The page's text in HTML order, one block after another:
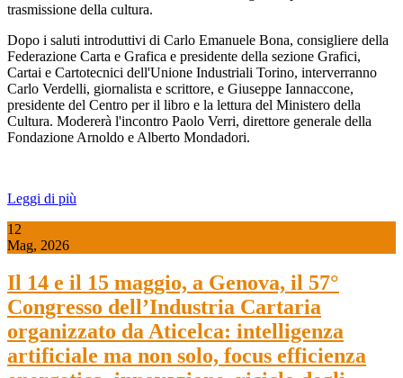
trasmissione della cultura.
Dopo i saluti introduttivi di Carlo Emanuele Bona, consigliere della
Federazione Carta e Grafica e presidente della sezione Grafici,
Cartai e Cartotecnici dell'Unione Industriali Torino, interverranno
Carlo Verdelli, giornalista e scrittore, e Giuseppe Iannaccone,
presidente del Centro per il libro e la lettura del Ministero della
Cultura. Modererà l'incontro Paolo Verri, direttore generale della
Fondazione Arnoldo e Alberto Mondadori.
Leggi di più
12
Mag, 2026
Il 14 e il 15 maggio, a Genova, il 57°
Congresso dell’Industria Cartaria
organizzato da Aticelca: intelligenza
artificiale ma non solo, focus efficienza